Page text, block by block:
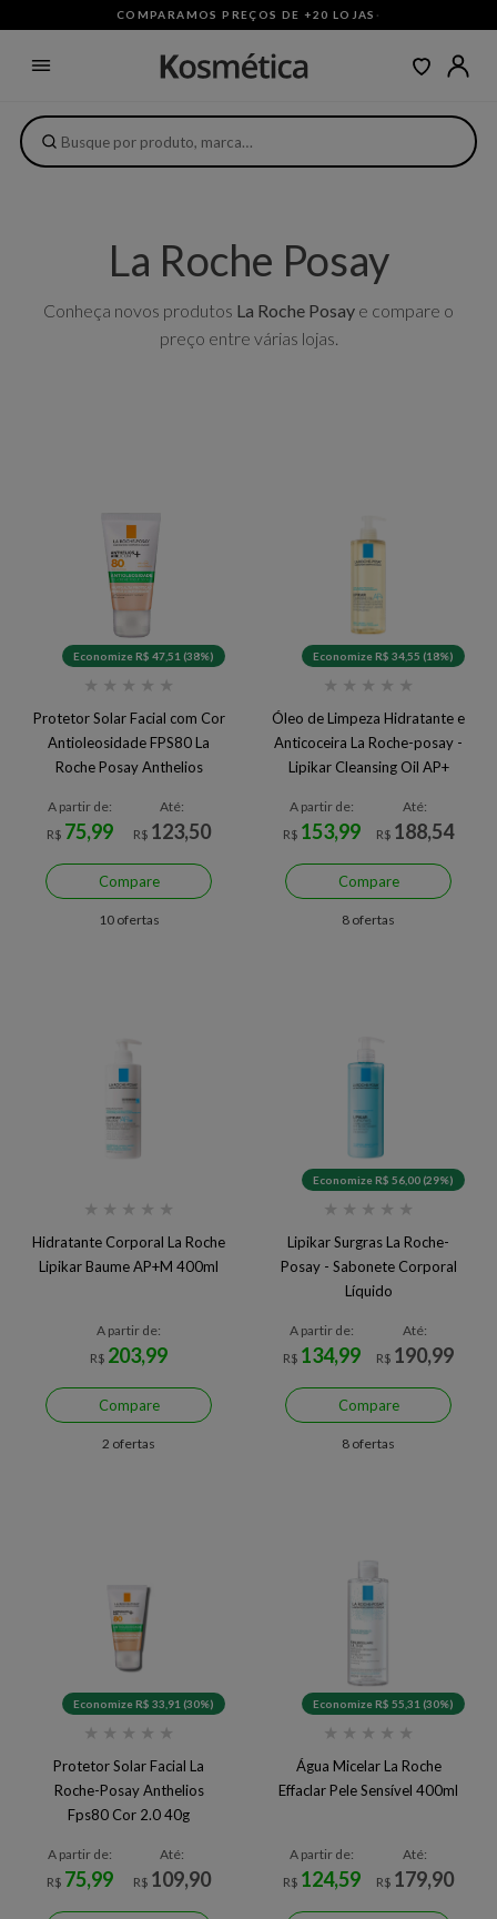
COMPARAMOS PREÇOS DE +20 LOJAS ·
La Roche Posay
Conheça novos produtos La Roche Posay e compare o
preço entre várias lojas.
Economize R$ 47,51 (38%)
★ ★ ★ ★ ★
Protetor Solar Facial com Cor
Antioleosidade FPS80 La
Roche Posay Anthelios
A partir de:
R$ 75,99
Até:
R$ 123,50
Compare
10 ofertas
Economize R$ 34,55 (18%)
★ ★ ★ ★ ★
Óleo de Limpeza Hidratante e
Anticoceira La Roche-posay -
Lipikar Cleansing Oil AP+
A partir de:
R$ 153,99
Até:
R$ 188,54
Compare
8 ofertas
★ ★ ★ ★ ★
Hidratante Corporal La Roche
Lipikar Baume AP+M 400ml
A partir de:
R$ 203,99
Compare
2 ofertas
Economize R$ 56,00 (29%)
★ ★ ★ ★ ★
Lipikar Surgras La Roche-
Posay - Sabonete Corporal
Líquido
A partir de:
R$ 134,99
Até:
R$ 190,99
Compare
8 ofertas
Economize R$ 33,91 (30%)
★ ★ ★ ★ ★
Protetor Solar Facial La
Roche-Posay Anthelios
Fps80 Cor 2.0 40g
A partir de:
R$ 75,99
Até:
R$ 109,90
Economize R$ 55,31 (30%)
★ ★ ★ ★ ★
Água Micelar La Roche
Effaclar Pele Sensível 400ml
A partir de:
R$ 124,59
Até:
R$ 179,90